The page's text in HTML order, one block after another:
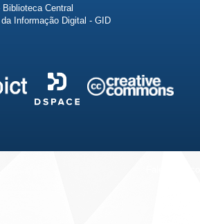
Central
Informação Digital - GID